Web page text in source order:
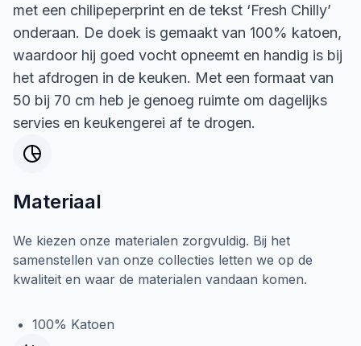
met een chilipeperprint en de tekst ‘Fresh Chilly’
onderaan. De doek is gemaakt van 100% katoen,
waardoor hij goed vocht opneemt en handig is bij
het afdrogen in de keuken. Met een formaat van
50 bij 70 cm heb je genoeg ruimte om dagelijks
servies en keukengerei af te drogen.
Materiaal
We kiezen onze materialen zorgvuldig. Bij het
samenstellen van onze collecties letten we op de
kwaliteit en waar de materialen vandaan komen.
100% Katoen